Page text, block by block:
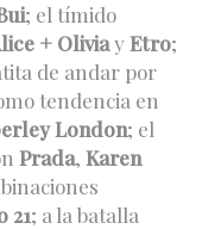
; el tímido
+ OliviayEtro;
de andar por
tendencia en
London; el
Prada, Karen
21; a la batalla